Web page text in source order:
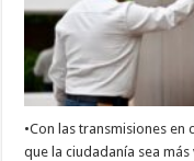
•Con las transmisiones
que la ciudadanía sea